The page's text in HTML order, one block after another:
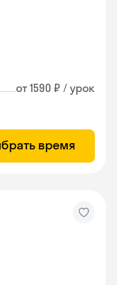
от 1590 ₽ / урок
время